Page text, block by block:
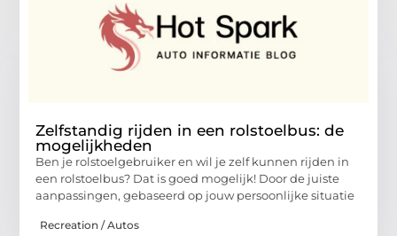
Zelfstandig rijden in een rolstoelbus: de
mogelijkheden
Ben je rolstoelgebruiker en wil je zelf kunnen rijden in
een rolstoelbus? Dat is goed mogelijk! Door de juiste
aanpassingen, gebaseerd op jouw persoonlijke situatie
Recreation / Autos